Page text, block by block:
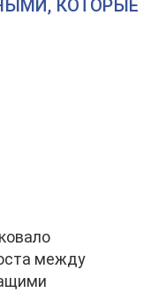
КОТОРЫЕ
между